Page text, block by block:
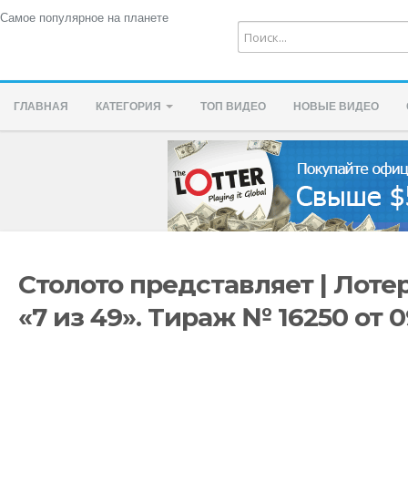
Самое популярное на планете
ГЛАВНАЯ КАТЕГОРИЯ ТОП ВИДЕО НОВЫЕ ВИДЕО
Столото представляет |
«7 из 49». Тираж № 16250 от